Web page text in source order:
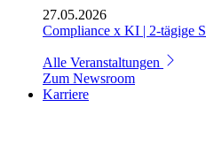
27.05.2026
Compliance x KI | 2-tägige
Alle Veranstaltungen
Zum Newsroom
Karriere